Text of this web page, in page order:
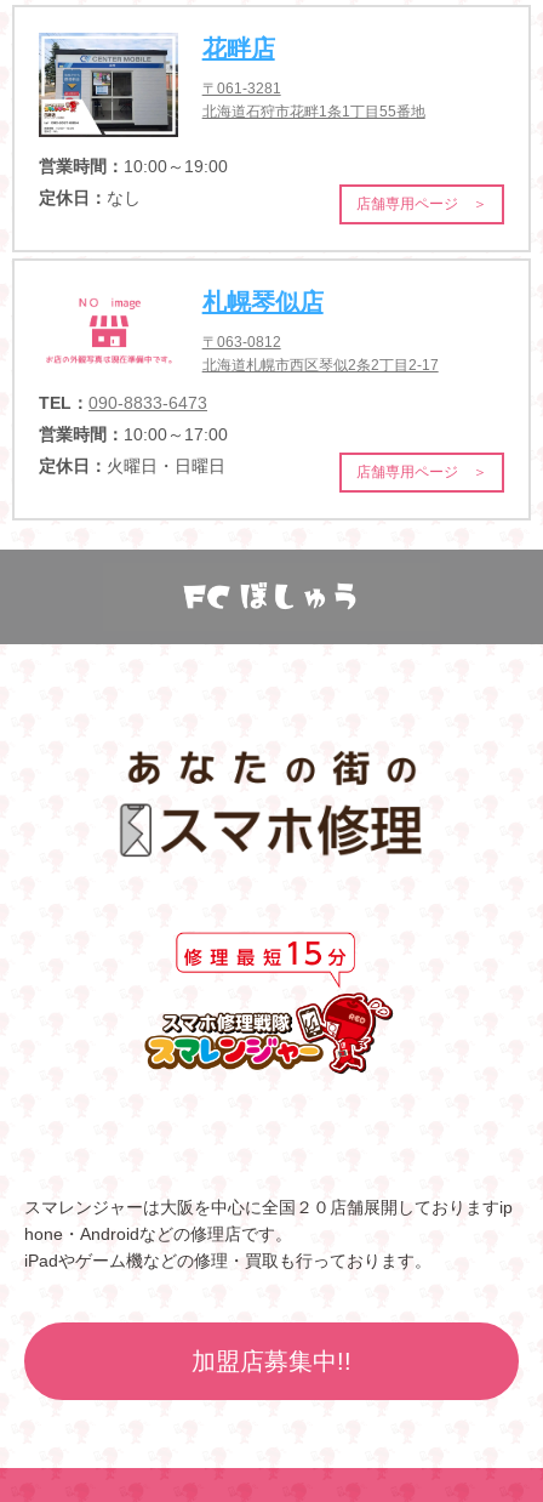
花畔店
〒061-3281
北海道石狩市花畔1条1丁目55番地
営業時間： 10:00～19:00
定休日： なし 店舗専用ページ ＞
札幌琴似店
〒063-0812
北海道札幌市西区琴似2条2丁目2-17
TEL： 090-8833-6473
営業時間： 10:00～17:00
定休日： 火曜日・日曜日 店舗専用ページ ＞
スマレンジャーは大阪を中心に全国２０店舗展開しておりますip
hone・Androidなどの修理店です。
iPadやゲーム機などの修理・買取も行っております。
加盟店募集中!!